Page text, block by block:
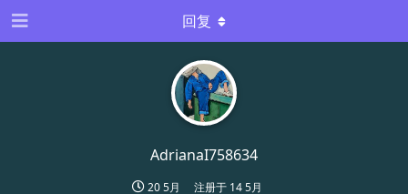
AdrianaI758634
20 5月 注册于 14 5月
回复